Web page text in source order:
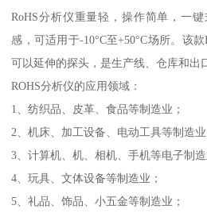
RoHS分析仪重量轻，操作简单，一
感，可适用于-10°C至+50°C场所。该
可以延伸的探头，是生产线、仓库和出
ROHS分析仪的应用领域：
1、纺织品、皮革、食品等制造业；
2、机床、加工设备、电动工具等制造业
3、计算机、机、相机、手机等电子制造
4、玩具、文体设备等制造业；
5、礼品、饰品、小五金等制造业；